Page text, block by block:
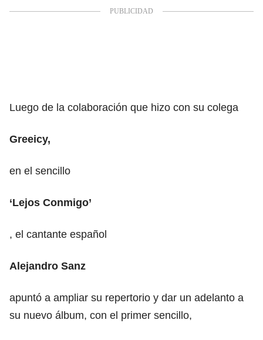
Luego de la colaboración que hizo con su colega
Greeicy,
en el sencillo
‘Lejos Conmigo’
, el cantante español
Alejandro Sanz
apuntó a ampliar su repertorio y dar un adelanto a
su nuevo álbum, con el primer sencillo,